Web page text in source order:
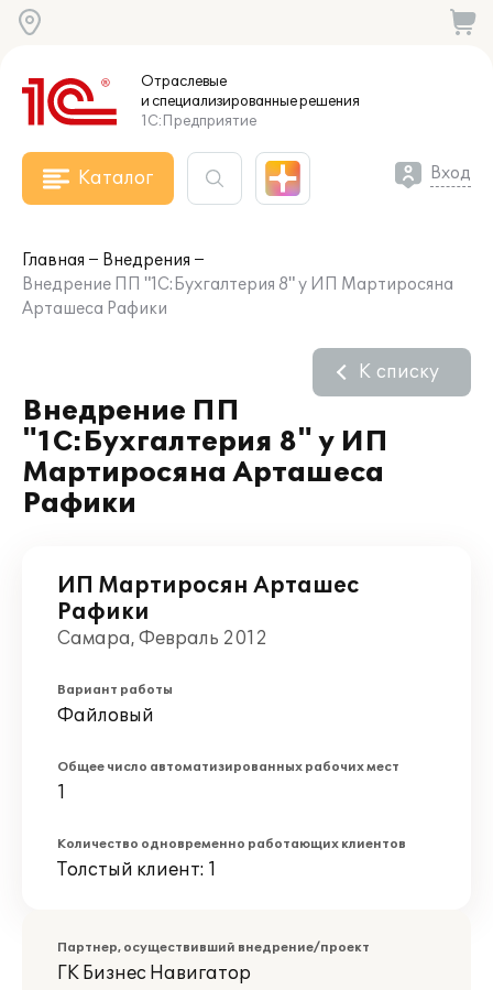
Отраслевые
и специализированныерешения
1С:Предприятие
Каталог Вход
Главная
Внедрения
Внедрение ПП "1С:Бухгалтерия 8" у ИП Мартиросяна
Арташеса Рафики
Внедрение ПП
"1С:Бухгалтерия 8" у ИП
Мартиросяна Арташеса
Рафики
К списку
ИП Мартиросян Арташес
Рафики
Самара, Февраль 2012
Вариант работы
Файловый
Общее число автоматизированных рабочих мест
1
Количество одновременно работающих клиентов
Толстый клиент: 1
Партнер, осуществивший внедрение/проект
ГК Бизнес Навигатор